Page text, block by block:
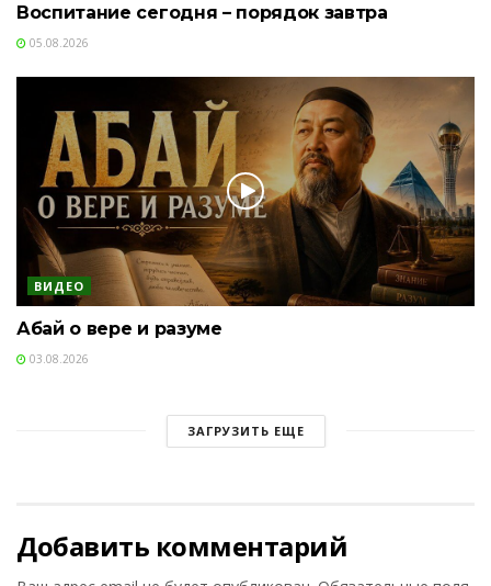
Воспитание сегодня – порядок завтра
05.08.2026
ВИДЕО
Абай о вере и разуме
03.08.2026
ЗАГРУЗИТЬ ЕЩЕ
Добавить комментарий